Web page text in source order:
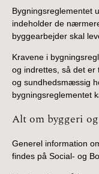
Bygningsreglementet
indeholder de
byggearbejder skal
Kravene i
og indrettes, så det er
og sundhedsmæssig
bygningsreglementet
Alt om byggeri
Generel information
findes på Social- og